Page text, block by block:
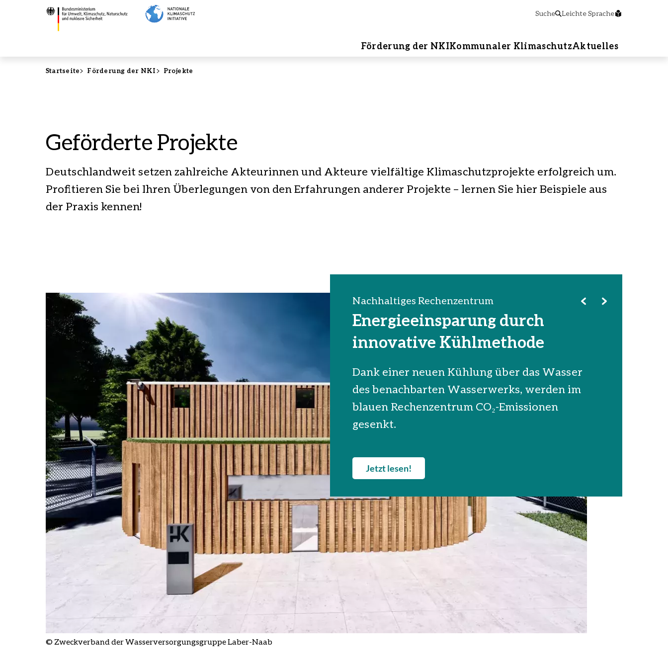
Projekte
Bundesministerium
Klimaschutz,
Suche Leichte Sprache
Förderung der NKIKommunaler KlimaschutzAktuelles
Startseite Förderung der NKI Projekte
Geförderte Projekte
Deutschlandweit setzen zahlreiche Akteurinnen und Akteure vielfältige Klimaschutzprojekte erfolgreich um.
Profitieren Sie bei Ihren Überlegungen von den Erfahrungen anderer Projekte – lernen Sie hier Beispiele aus
der Praxis kennen!
© Zweckverband der Wasserversorgungsgruppe Laber-Naab
Nachhaltiges Rechenzentrum
Energieeinsparung durch
innovative Kühlmethode
Dank einer neuen Kühlung über das Wasser
des benachbarten Wasserwerks, werden im
blauen Rechenzentrum CO₂-Emissionen
gesenkt.
Jetzt lesen!